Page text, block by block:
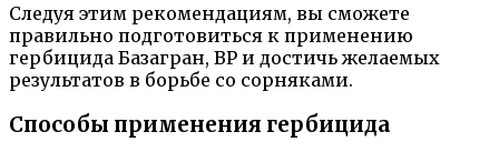
Следуя этим рекомендациям, вы сможете
правильно подготовиться к применению
гербицида Базагран, ВР и достичь желаемых
результатов в борьбе со сорняками.
Способы применения гербицида